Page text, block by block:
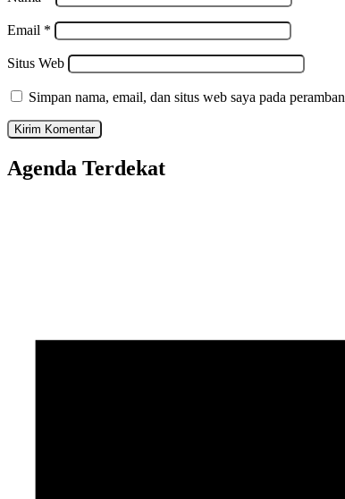
Email *
Situs Web
Simpan nama, email, dan situs web saya pada
Agenda Terdekat